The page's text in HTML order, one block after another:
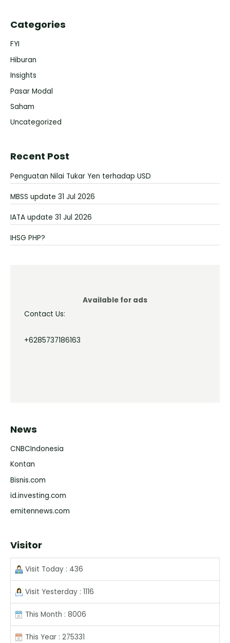
Categories
FYI
Hiburan
Insights
Pasar Modal
Saham
Uncategorized
Recent Post
Penguatan Nilai Tukar Yen terhadap USD
MBSS update 31 Jul 2026
IATA update 31 Jul 2026
IHSG PHP?
Available for ads
Contact Us:
+6285737186163
News
CNBCIndonesia
Kontan
Bisnis.com
id.investing.com
emitennews.com
Visitor
Visit Today : 436
Visit Yesterday : 1116
This Month : 8006
This Year : 275331